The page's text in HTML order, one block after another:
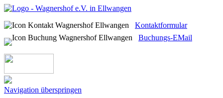
Kontaktformular
Buchungs-EMail
Navigation überspringen